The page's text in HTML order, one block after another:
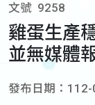
文號 9258
雞蛋生產
並無媒體
發布日期：